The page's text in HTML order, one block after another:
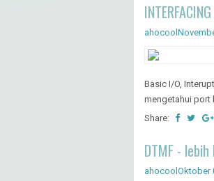
ahocool
Basic I/O,
mengetahui port
Share:
DTMF -
ahocoolOktober